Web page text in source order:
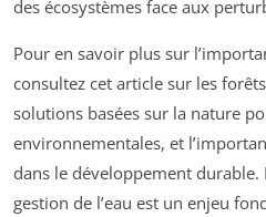
des écosystèmes face aux
Pour en savoir plus sur
consultez cet article sur les
solutions basées sur la nature
environnementales, et
dans le développement
gestion de l’eau est un enjeu